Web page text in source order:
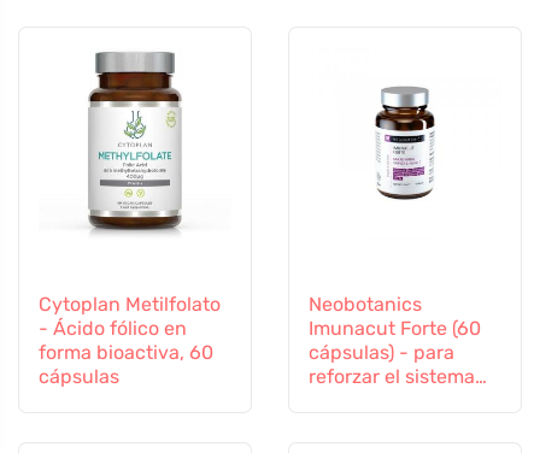
Cytoplan Metilfolato
- Ácido fólico en
forma bioactiva, 60
cápsulas
Neobotanics
Imunacut Forte (60
cápsulas) - para
reforzar el sistema